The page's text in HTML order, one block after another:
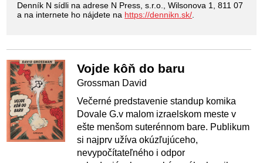
Denník N sídli na adrese N Press, s.r.o., Wilsonova 1, 811 07
a na internete ho nájdete na https://dennikn.sk/
Vojde kôň do baru
Grossman David
Večerné predstavenie standup komika
Dovale G.v malom izraelskom meste v
ešte menšom suterénnom bare. Publikum
si najprv užíva okúzľujúceho,
nevypočítateľného i odpor